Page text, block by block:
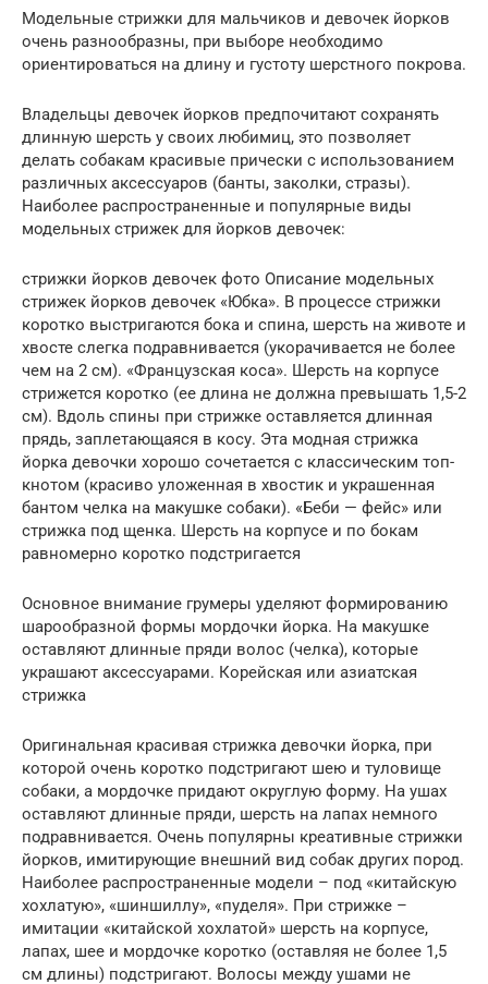
Модельные стрижки для мальчиков и девочек йорков
очень разнообразны, при выборе необходимо
ориентироваться на длину и густоту шерстного покрова.
Владельцы девочек йорков предпочитают сохранять
длинную шерсть у своих любимиц, это позволяет
делать собакам красивые прически с использованием
различных аксессуаров (банты, заколки, стразы).
Наиболее распространенные и популярные виды
модельных стрижек для йорков девочек:
стрижки йорков девочек фото Описание модельных
стрижек йорков девочек «Юбка». В процессе стрижки
коротко выстригаются бока и спина, шерсть на животе и
хвосте слегка подравнивается (укорачивается не более
чем на 2 см). «Французская коса». Шерсть на корпусе
стрижется коротко (ее длина не должна превышать 1,5-2
см). Вдоль спины при стрижке оставляется длинная
прядь, заплетающаяся в косу. Эта модная стрижка
йорка девочки хорошо сочетается с классическим топ-
кнотом (красиво уложенная в хвостик и украшенная
бантом челка на макушке собаки). «Беби — фейс» или
стрижка под щенка. Шерсть на корпусе и по бокам
равномерно коротко подстригается
Основное внимание грумеры уделяют формированию
шарообразной формы мордочки йорка. На макушке
оставляют длинные пряди волос (челка), которые
украшают аксессуарами. Корейская или азиатская
стрижка
Оригинальная красивая стрижка девочки йорка, при
которой очень коротко подстригают шею и туловище
собаки, а мордочке придают округлую форму. На ушах
оставляют длинные пряди, шерсть на лапах немного
подравнивается. Очень популярны креативные стрижки
йорков, имитирующие внешний вид собак других пород.
Наиболее распространенные модели – под «китайскую
хохлатую», «шиншиллу», «пуделя». При стрижке –
имитации «китайской хохлатой» шерсть на корпусе,
лапах, шее и мордочке коротко (оставляя не более 1,5
см длины) подстригают. Волосы между ушами не